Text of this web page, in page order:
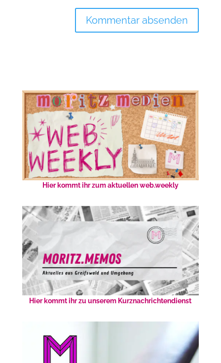
Hier kommt ihr zum aktuellen web.weekly
Hier kommt ihr zu unserem Kurznachrichtendienst